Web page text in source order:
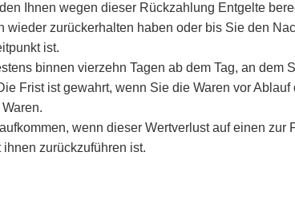
Ihnen wegen dieser Rückzahlung Entgelte
zurückerhalten haben oder bis Sie den
ist.
binnen vierzehn Tagen ab dem Tag, an dem
Frist ist gewahrt, wenn Sie die Waren vor
wenn dieser Wertverlust auf einen zur
zurückzuführen ist.